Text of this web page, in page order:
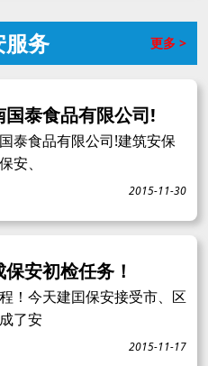
服务 更多 >
泰食品有限公司!
泰食品有限公司!建筑安保
安、
2015-11-30
安初检任务！
！今天建囯保安接受市、区
了安
2015-11-17